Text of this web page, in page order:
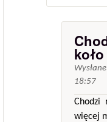
koło
18:57
Chodzi
więcej